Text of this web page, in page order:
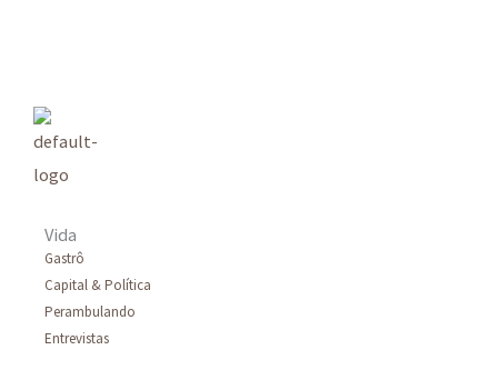
Vida
Gastrô
Capital & Política
Perambulando
Entrevistas